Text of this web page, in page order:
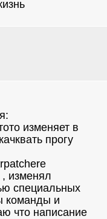
изменяет в
прогу
изменял
специальных
команды и
что написание